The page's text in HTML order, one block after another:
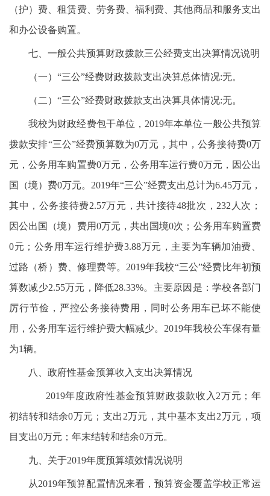
（护）费、租赁费、劳务费、福利费、其他商品和服务支出
和办公设备购置。
七、一般公共预算财政拨款三公经费支出决算情况说明
（一）“三公”经费财政拨款支出决算总体情况:无。
（二）“三公”经费财政拨款支出决算具体情况:无。
我校为财政经费包干单位，2019年本单位一般公共预算
拨款安排“三公”经费预算数为0万元，其中，公务接待费0万
元，公务用车购置费0万元，公务用车运行费0万元，因公出
国（境）费0万元。2019年“三公”经费支出总计为6.45万元，
其中，公务接待费2.57万元，共计接待48批次，232人次；
因公出国（境）费用0万元，共出国境0次；公务用车购置费
0元；公务用车运行维护费3.88万元，主要为车辆加油费、
过路（桥）费、修理费等。2019年我校“三公”经费比年初预
算数减少2.55万元，降低28.33%。主要原因是：学校各部门
厉行节俭，严控公务接待费用，同时公务用车已坏不能使
用，公务用车运行维护费大幅减少。2019年我校公车保有量
为1辆。
八、政府性基金预算收入支出决算情况
2019年度政府性基金预算财政拨款收入2万元；年
初结转和结余0万元；支出2万元，其中基本支出2万元，项
目支出0万元；年末结转和结余0万元。
九、关于2019年度预算绩效情况说明
从2019年预算配置情况来看，预算资金覆盖学校正常运